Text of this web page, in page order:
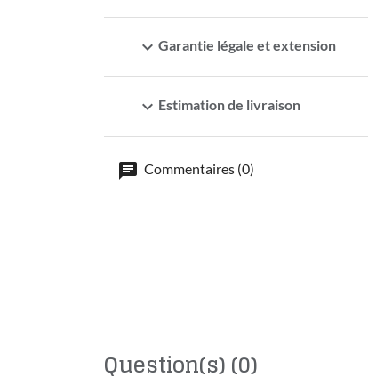
expand_more Garantie légale et extension
expand_more Estimation de livraison
Commentaires (0)
Question(s)(0)